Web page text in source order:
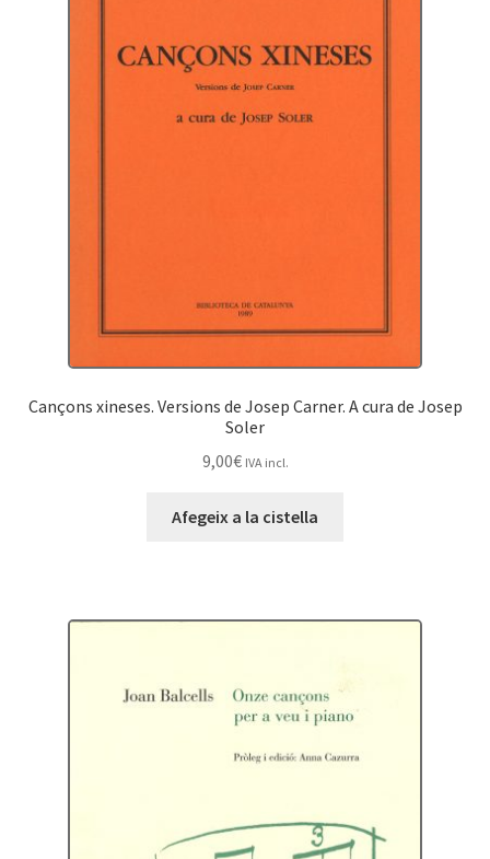
Cançons xineses. Versions de Josep Carner. A cura de Josep
Soler
9,00€ IVA incl.
Afegeix a la cistella